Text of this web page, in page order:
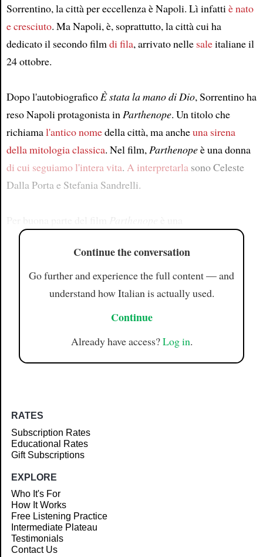
Sorrentino, la città per eccellenza è Napoli. Lì infattiè nato
e cresciuto. Ma Napoli, è, soprattutto, la città cui ha
dedicato il secondo filmdi fila, arrivato nelle saleitaliane il
24 ottobre.
Dopo l'autobiograficoÈ stata la mano di Dio, Sorrentino ha
reso Napoli protagonista inParthenope. Un titolo che
richiamal'antico nomedella città, ma ancheuna sirena
della mitologia classica. Nel film,Parthenopeè una donna
di cui seguiamo l'intera vita. A interpretarlasono Celeste
Dalla Porta e Stefania Sandrelli.
Continue the conversation
Go further and experience the full content — and
understand how Italian is actually used.
Continue
Already have access?Log in.
RATES
Subscription Rates
Educational Rates
Gift Subscriptions
EXPLORE
Who It's For
How It Works
Free Listening Practice
Intermediate Plateau
Testimonials
Contact Us